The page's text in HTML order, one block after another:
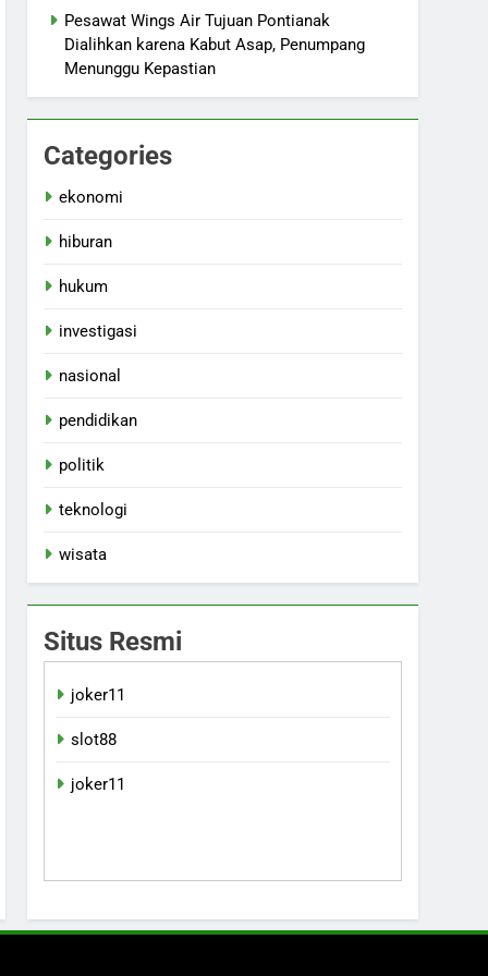
Pesawat Wings Air Tujuan Pontianak
Dialihkan karena Kabut Asap, Penumpang
Menunggu Kepastian
Categories
ekonomi
hiburan
hukum
investigasi
nasional
pendidikan
politik
teknologi
wisata
Situs Resmi
joker11
slot88
joker11